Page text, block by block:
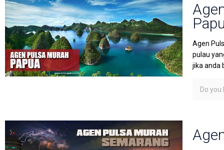
Agen
pulau
jika anda
Do you